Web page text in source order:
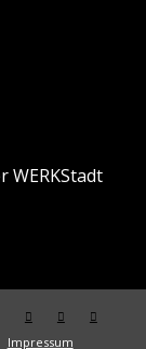
WERKStadt
Impressum